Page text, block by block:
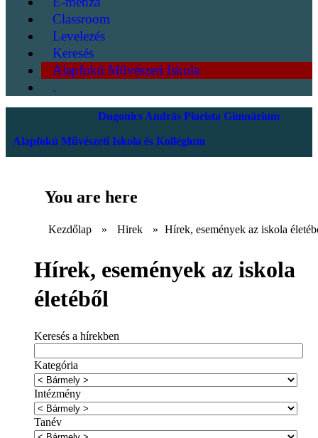
Classroom
Levelezés
Keresés
Alapfokú Művészeti Iskola
.
Dugonics András Piarista Gimnázium
Alapfokú Művészeti Iskola és Kollégium
You are here
Kezdőlap » Hirek » Hírek, események az iskola
Hírek, események az iskola
életéből
Keresés a hírekben
Kategória
Intézmény
Tanév